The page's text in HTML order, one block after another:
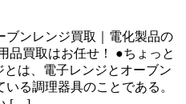
ブンレンジ買取｜電化製品の
品買取はお任せ！ ●ちょっと
は、電子レンジとオーブン
る調理器具のことである。